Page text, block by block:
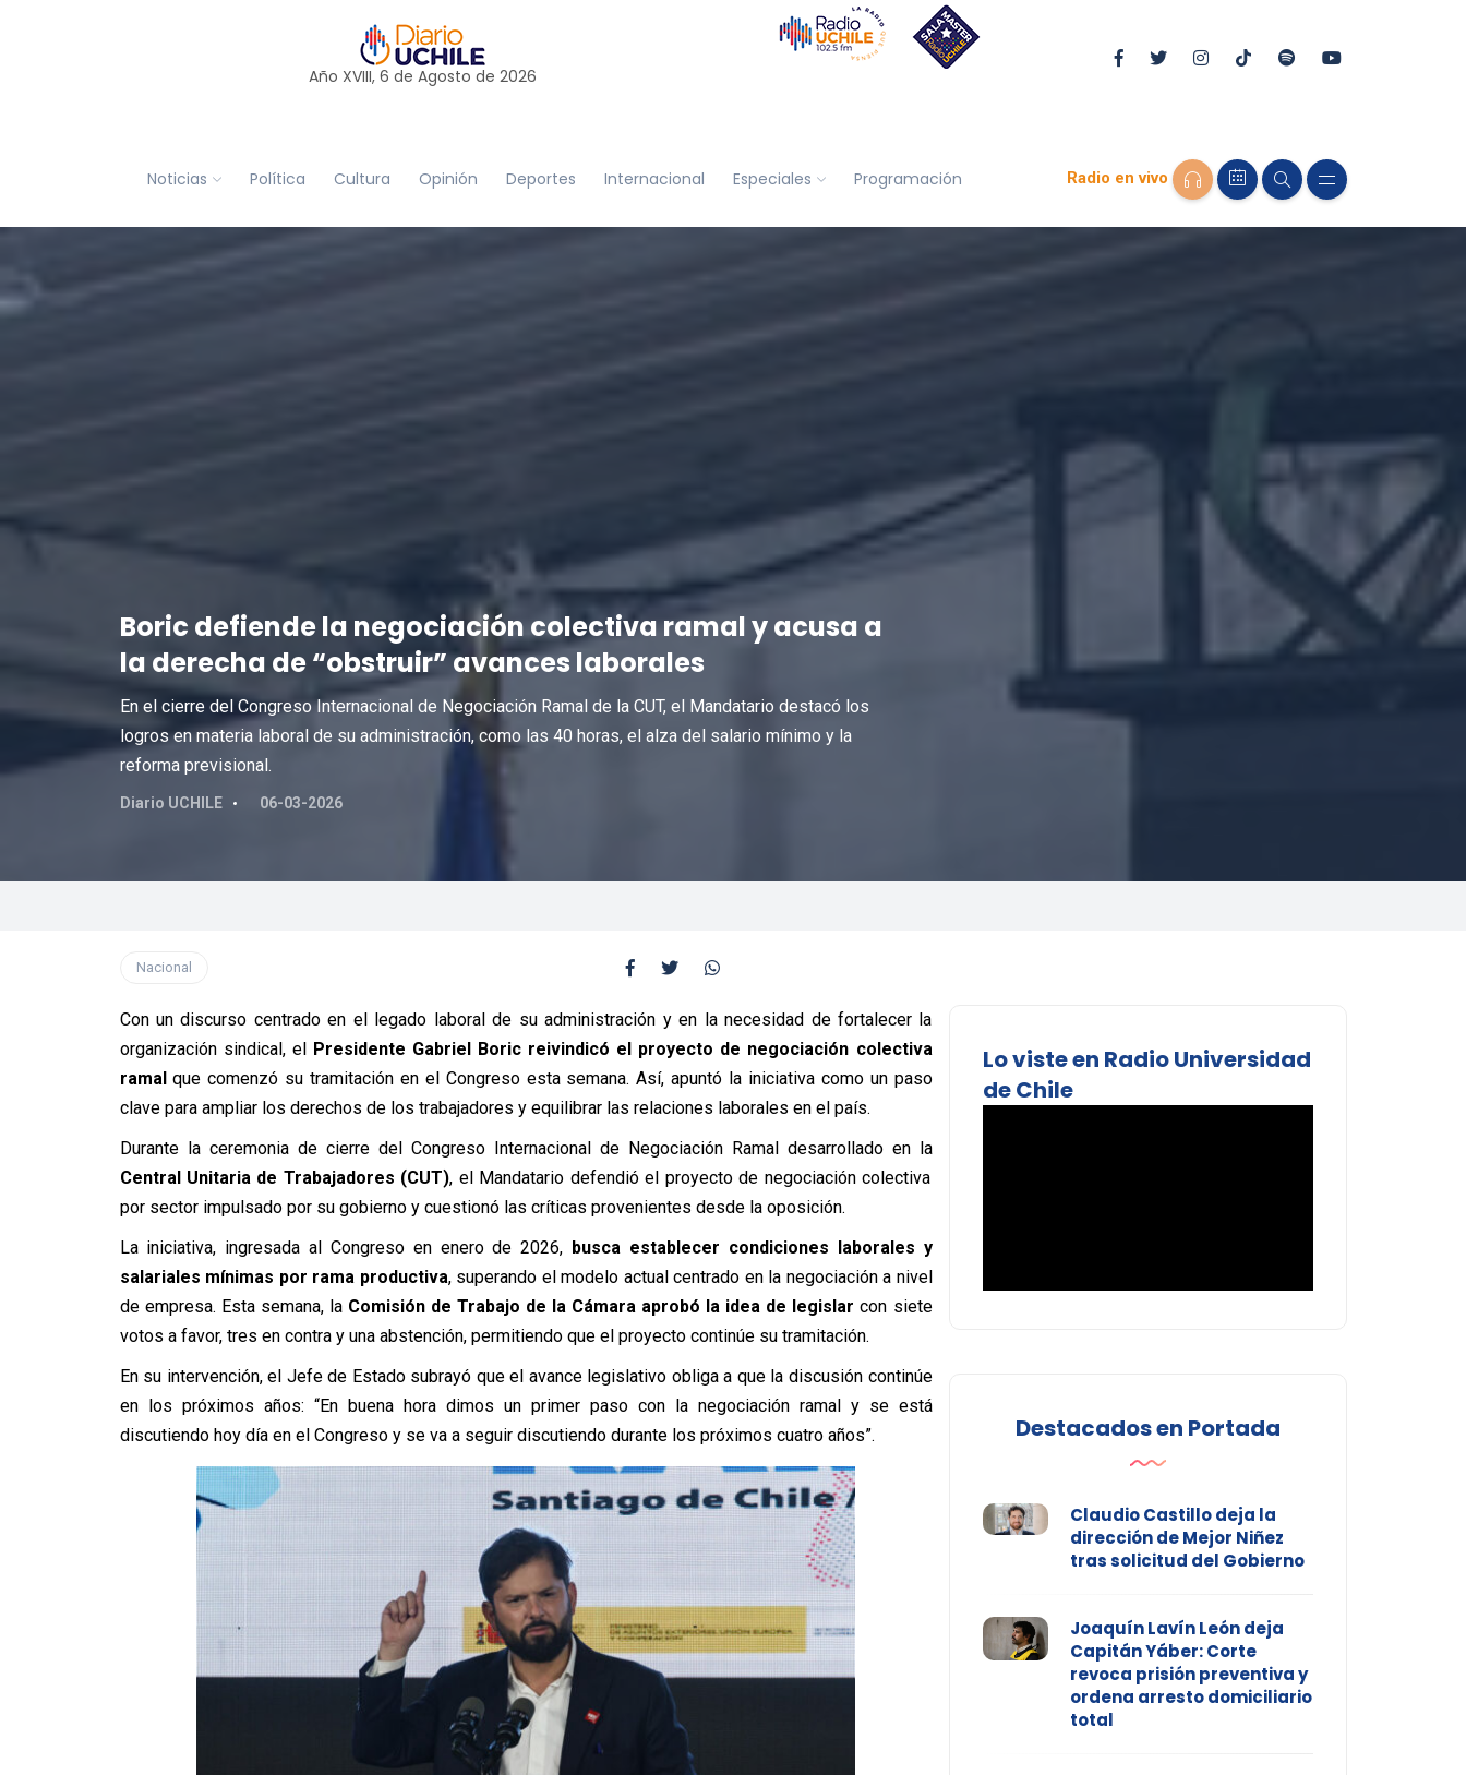
Año XVIII, 6 de Agosto de 2026
Noticias Política Cultura Opinión Deportes Internacional Especiales Programación Radio en vivo
Boric defiende la negociación colectiva ramal y acusa a
la derecha de “obstruir” avances laborales
En el cierre del Congreso Internacional de Negociación Ramal de la CUT, el Mandatario destacó los
logros en materia laboral de su administración, como las 40 horas, el alza del salario mínimo y la
reforma previsional.
Diario UCHILE 06-03-2026
Nacional
Con un discurso centrado en el legado laboral de su administración y en la necesidad de fortalecer la
organización sindical, el Presidente Gabriel Boric reivindicó el proyecto de negociación colectiva
ramalque comenzó su tramitación en el Congreso esta semana. Así, apuntó la iniciativa como un paso
clave para ampliar los derechos de los trabajadores y equilibrar las relaciones laborales en el país.
Durante la ceremonia de cierre del Congreso Internacional de Negociación Ramal desarrollado en la
Central Unitaria de Trabajadores (CUT), el Mandatario defendió el proyecto de negociación colectiva
por sector impulsado por su gobierno y cuestionó las críticas provenientes desde la oposición.
La iniciativa, ingresada al Congreso en enero de 2026, busca establecer condiciones laborales y
salariales mínimas por rama productiva, superando el modelo actual centrado en la negociación a nivel
de empresa. Esta semana, laComisión de Trabajo de la Cámara aprobó la idea de legislar con siete
votos a favor, tres en contra y una abstención, permitiendo que el proyecto continúe su tramitación.
En su intervención, el Jefe de Estado subrayó que el avance legislativo obliga a que la discusión continúe
en los próximos años: “En buena hora dimos un primer paso con la negociación ramal y se está
discutiendo hoy día en el Congreso y se va a seguir discutiendo durante los próximos cuatro años”.
Lo viste en Radio Universidad
de Chile
Destacados en Portada
Claudio Castillo deja la
dirección de Mejor Niñez
tras solicitud del Gobierno
Joaquín Lavín León deja
Capitán Yáber: Corte
revoca prisión preventiva y
ordena arresto domiciliario
total